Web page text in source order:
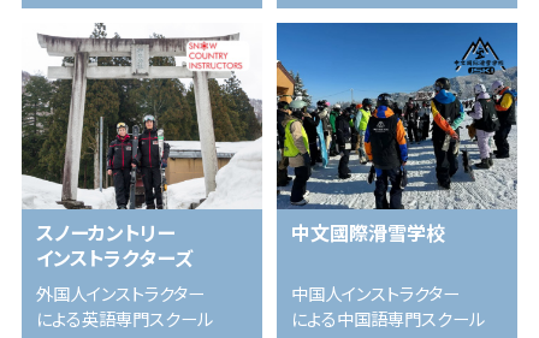
スノーカントリー
インストラクターズ
外国人インストラクター
による英語専門スクール
中文國際滑雪学校
中国人インストラクター
による中国語専門スクール